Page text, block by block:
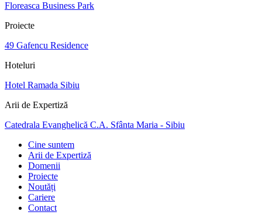
Floreasca Business Park
Proiecte
49 Gafencu Residence
Hoteluri
Hotel Ramada Sibiu
Arii de Expertiză
Catedrala Evanghelică C.A. Sfânta Maria - Sibiu
Cine suntem
Arii de Expertiză
Domenii
Proiecte
Noutăți
Cariere
Contact